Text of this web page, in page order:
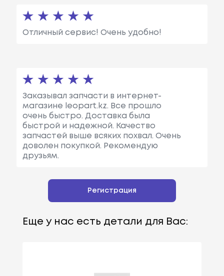
Отличный сервис! Очень удобно!
Заказывал запчасти в интернет-
магазине leopart.kz. Все прошло
очень быстро. Доставка была
быстрой и надежной. Качество
запчастей выше всяких похвал. Очень
доволен покупкой. Рекомендую
друзьям.
Регистрация
Еще у нас есть детали для Вас: